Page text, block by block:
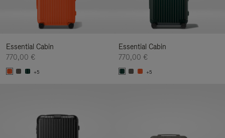
Essential Cabin
770,00 €
+5
Essential Cabin
770,00 €
+5